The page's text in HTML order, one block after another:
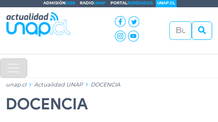
ADMISIÓN2026 RADIOUNAP PORTALEGRESADOS UNAP.CL
unap.cl Actualidad UNAP DOCENCIA
DOCENCIA